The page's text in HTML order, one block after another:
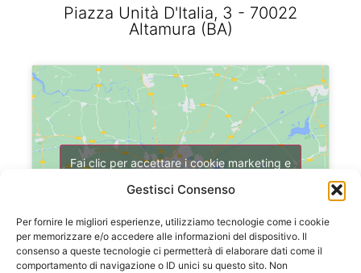
Gestisci Consenso
Per fornire le migliori esperienze, utilizziamo tecnologie come i cookie
per memorizzare e/o accedere alle informazioni del dispositivo. Il
consenso a queste tecnologie ci permetterà di elaborare dati come il
comportamento di navigazione o ID unici su questo sito. Non
Piazza Unità D'Italia, 3 - 70022
Altamura (BA)
Fai clic per accettare i cookie marketing e
abilitare questo contenuto